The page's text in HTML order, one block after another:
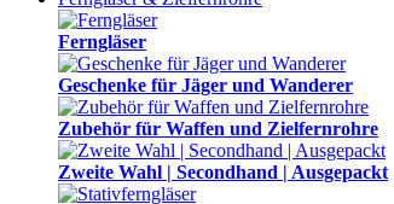
Ferngläser
Geschenke für Jäger und Wanderer
Zubehör für Waffen und Zielfernrohre
Zweite Wahl | Secondhand | Ausgepackt